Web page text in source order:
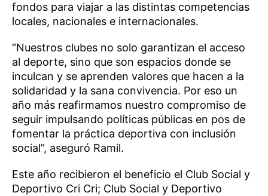
fondos para viajar a las distintas competencias
locales, nacionales e internacionales.
“Nuestros clubes no solo garantizan el acceso
al deporte, sino que son espacios donde se
inculcan y se aprenden valores que hacen a la
solidaridad y la sana convivencia. Por eso un
año más reafirmamos nuestro compromiso de
seguir impulsando políticas públicas en pos de
fomentar la práctica deportiva con inclusión
social”, aseguró Ramil.
Este año recibieron el beneficio el Club Social y
Deportivo Cri Cri; Club Social y Deportivo